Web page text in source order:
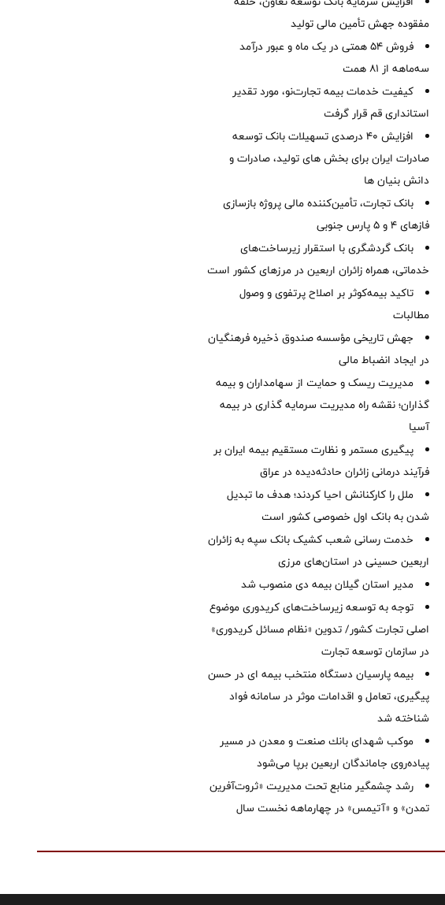
مفقوده جهش تأمین مالی تولید
فروش 54 همتی در یک ماه و عبور درآمد
سه‌ماهه از 81 همت
کیفیت خدمات بیمه تجارت‌نو، مورد تقدیر
استانداری قم قرار گرفت
افزایش 40 درصدی تسهیلات بانک توسعه
صادرات ایران برای بخش های تولید، صادرات و
دانش بنیان ها
بانک تجارت، تأمین‌کننده مالی پروژه بازسازی
فازهای ۴ و ۵ پارس جنوبی
بانک گردشگری با استقرار زیرساخت‌های
خدماتی، همراه زائران اربعین در مرزهای کشور است
تاکید بیمه‌کوثر بر اصلاح پرتفوی و وصول
مطالبات ‌
جهش تاریخی مؤسسه صندوق ذخیره فرهنگیان
در ایجاد انضباط مالی
مدیریت ریسک و حمایت از سهامداران و بیمه
گذاران؛ نقشه راه مدیریت سرمایه گذاری در بیمه
آسیا
پیگیری مستمر و نظارت مستقیم بیمه ایران بر
فرآیند درمانی زائران حادثه‌دیده در عراق
ملل را کارکنانش احیا کردند؛ هدف ما تبدیل
شدن به بانک اول خصوصی کشور است
خدمت رسانی شعب کشیک بانک سپه به زائران
اربعین حسینی در استان‌‌های مرزی
‌مدیر استان گیلان بیمه دی منصوب شد
توجه به توسعه زیرساخت‌های کریدوری موضوع
اصلی تجارت کشور/ تدوین «نظام مسائل کریدوری»
در سازمان توسعه تجارت
بیمه پارسیان دستگاه منتخب بیمه ای در حسن
پیگیری، تعامل و اقدامات موثر در سامانه فواد
شناخته شد
موكب شهدای بانك صنعت و معدن در مسیر
پیاده‌روی جاماندگان اربعین برپا می‌شود
رشد چشمگیر منابع تحت مدیریت «ثروت‌آفرین
تمدن» و «آتیمس» در چهارماهه نخست سال